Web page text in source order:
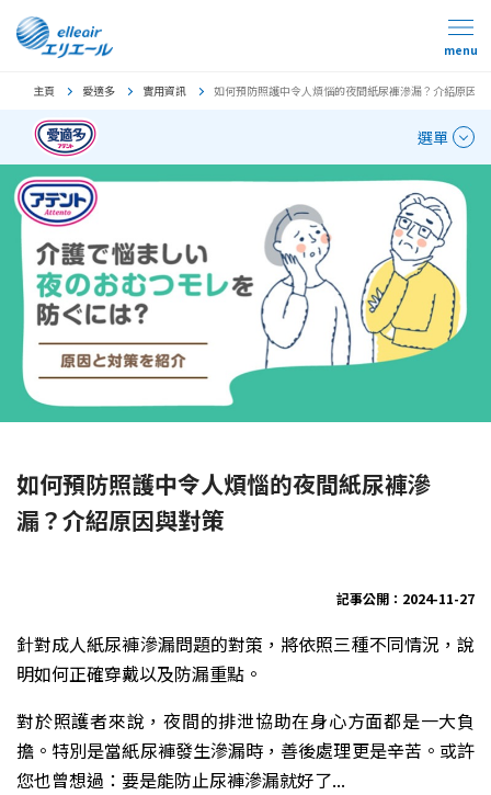
menu
主頁 愛適多 實用資訊 如何預防照護中令人煩惱的夜間紙尿褲滲漏？介紹原因與
選單
如何預防照護中令人煩惱的夜間紙尿褲滲
漏？介紹原因與對策
記事公開：2024-11-27
針對成人紙尿褲滲漏問題的對策，將依照三種不同情況，說
明如何正確穿戴以及防漏重點。
對於照護者來說，夜間的排泄協助在身心方面都是一大負
擔。特別是當紙尿褲發生滲漏時，善後處理更是辛苦。或許
您也曾想過：要是能防止尿褲滲漏就好了...